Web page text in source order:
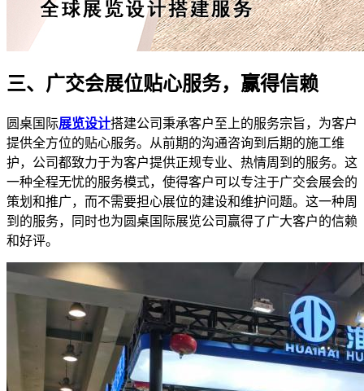
三、广交会展位贴心服务，赢得信赖
圆桌国际展览设计搭建公司秉承客户至上的服务宗旨，为客户
提供全方位的贴心服务。从前期的沟通咨询到后期的施工维
护，公司都致力于为客户提供正规专业、热情周到的服务。这
一种全程无忧的服务模式，使得客户可以专注于广交会展会的
策划和推广，而不需要担心展位的建设和维护问题。这一种周
到的服务，同时也为圆桌国际展览公司赢得了广大客户的信赖
和好评。